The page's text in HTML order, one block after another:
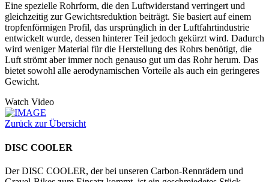
Eine spezielle Rohrform, die den Luftwiderstand verringert und
gleichzeitig zur Gewichtsreduktion beiträgt. Sie basiert auf einem
tropfenförmigen Profil, das ursprünglich in der Luftfahrtindustrie
entwickelt wurde, dessen hinterer Teil jedoch gekürzt wird. Dadurch
wird weniger Material für die Herstellung des Rohrs benötigt, die
Luft strömt aber immer noch genauso gut um das Rohr herum. Das
bietet sowohl alle aerodynamischen Vorteile als auch ein geringeres
Gewicht.
Watch Video
Zurück zur Übersicht
DISC COOLER
Der DISC COOLER, der bei unseren Carbon-Rennrädern und